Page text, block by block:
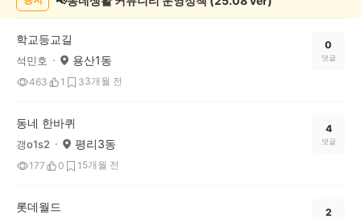
게
학교등교길
석민호 용산1동
463 1 33개월 전
0
댓글
동네 한바퀴
갱o1s2 평리3동
177 0 1 5개월 전
4
댓글
롯데월드 2